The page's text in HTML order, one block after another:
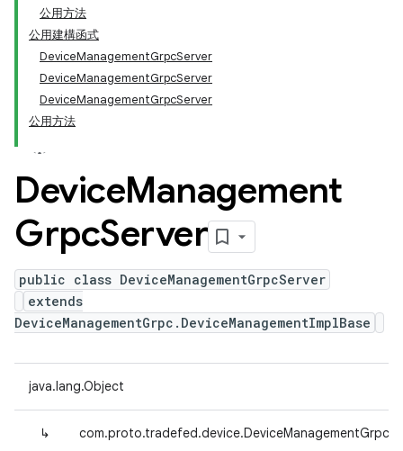
公用方法
公用建構函式
DeviceManagementGrpcServer
DeviceManagementGrpcServer
DeviceManagementGrpcServer
公用方法
DeviceManagement
GrpcServer
public class DeviceManagementGrpcServer
extends
DeviceManagementGrpc.DeviceManagementImplBase
java.lang.Object
↳